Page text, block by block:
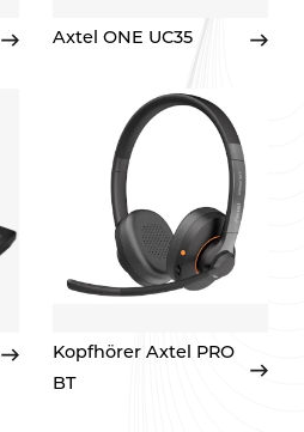
Axtel ONE UC35
Kopfhörer Axtel PRO
BT